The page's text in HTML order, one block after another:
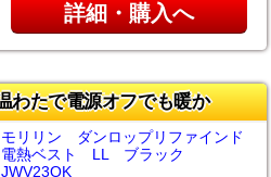
詳細・購入へ
わたで電源オフでも暖か
モリリン ダンロップリファインド
電熱ベスト LL ブラック
JWV23OK